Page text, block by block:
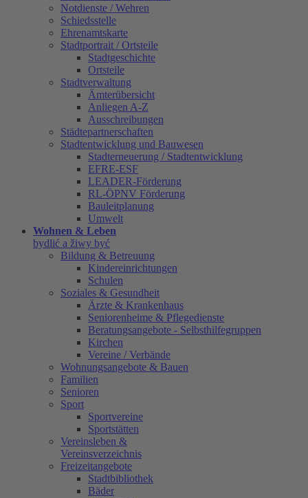
Notdienste / Wehren
Schiedsstelle
Ehrenamtskarte
Stadtportrait / Ortsteile
Stadtgeschichte
Ortsteile
Stadtverwaltung
Ämterübersicht
Anliegen A-Z
Ausschreibungen
Städtepartnerschaften
Stadtentwicklung und Bauwesen
Stadterneuerung / Stadtentwicklung
EFRE-ESF
LEADER-Förderung
RL-ÖPNV Förderung
Bauleitplanung
Umwelt
Wohnen & Leben
bydlić a žiwy być
Bildung & Betreuung
Kindereinrichtungen
Schulen
Soziales & Gesundheit
Ärzte & Krankenhaus
Seniorenheime & Pflegedienste
Beratungsangebote - Selbsthilfegruppen
Kirchen
Vereine / Verbände
Wohnungsangebote & Bauen
Familien
Senioren
Sport
Sportvereine
Sportstätten
Vereinsleben &
Vereinsverzeichnis
Freizeitangebote
Stadtbibliothek
Bäder